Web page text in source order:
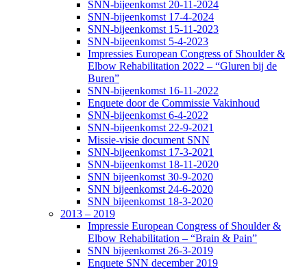
SNN-bijeenkomst 20-11-2024
SNN-bijeenkomst 17-4-2024
SNN-bijeenkomst 15-11-2023
SNN-bijeenkomst 5-4-2023
Impressies European Congress of Shoulder &
Elbow Rehabilitation 2022 – “Gluren bij de
Buren”
SNN-bijeenkomst 16-11-2022
Enquete door de Commissie Vakinhoud
SNN-bijeenkomst 6-4-2022
SNN-bijeenkomst 22-9-2021
Missie-visie document SNN
SNN-bijeenkomst 17-3-2021
SNN-bijeenkomst 18-11-2020
SNN bijeenkomst 30-9-2020
SNN bijeenkomst 24-6-2020
SNN bijeenkomst 18-3-2020
2013 – 2019
Impressie European Congress of Shoulder &
Elbow Rehabilitation – “Brain & Pain”
SNN bijeenkomst 26-3-2019
Enquete SNN december 2019